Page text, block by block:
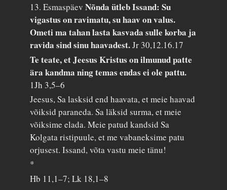
13. EsmaspäevNõnda ütleb Issand: Su
vigastus on ravimatu, su haav on valus.
Ometi ma tahan lasta kasvada sulle korba ja
ravida sind sinu haavadest.Jr 30,12.16.17
Te teate, et Jeesus Kristus on ilmunud patte
ära kandma ning temas endas ei ole pattu.
1Jh 3,5–6
Jeesus, Sa lasksid end haavata, et meie haavad
võiksid paraneda. Sa läksid surma, et meie
võiksime elada. Meie patud kandsid Sa
Kolgata ristipuule, et me vabaneksime patu
orjusest. Issand, võta vastu meie tänu!
*
Hb 11,1–7; Lk 18,1–8